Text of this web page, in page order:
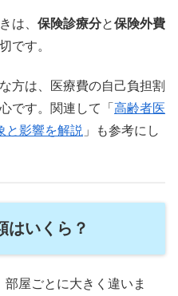
は、 保険診療分と保険外費
です。
方は、医療費の自己負担割
です。関連して「 高齢者医
と影響を解説 」も参考にし
はいくら？
屋ごとに大きく違いま